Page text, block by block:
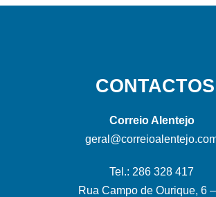
CONTACTOS
Correio Alentejo
Tel.: 286 328 417
Rua Campo de Ourique, 6